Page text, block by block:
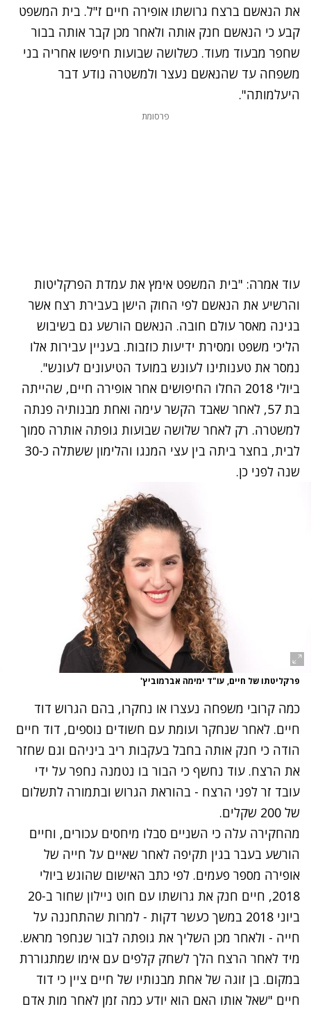
את הנאשם ברצח גרושתו אופירה חיים ז"ל. בית המשפט
קבע כי הנאשם חנק אותה ולאחר מכן קבר אותה בבור
שחפר מבעוד מעוד. כשלושה שבועות חיפשו אחריה בני
משפחה עד שהנאשם נעצר ולמשטרה נודע דבר
היעלמותה".
פרסומת
עוד אמרה: "בית המשפט אימץ את עמדת הפרקליטות
והרשיע את הנאשם לפי החוק הישן בעבירת רצח אשר
בגינה מאסר עולם חובה. הנאשם הורשע גם בשיבוש
הליכי משפט ומסירת ידיעות כוזבות. בעניין עבירות אלו
נמסר את טענותינו לעונש במועד הטיעונים לעונש".
ביולי 2018 החלו החיפושים אחר אופירה חיים, שהייתה
בת 57, לאחר שאבד הקשר עימה ואחת מבנותיה פנתה
למשטרה. רק לאחר שלושה שבועות גופתה אותרה סמוך
לבית, בחצר ביתה בין עצי המנגו והלימון ששתלה כ-30
שנה לפני כן.
פרקליטתו של חיים, עו"ד ימימה אברמוביץ'
כמה קרובי משפחה נעצרו או נחקרו, בהם הגרוש דוד
חיים. לאחר שנחקר ועומת עם חשודים נוספים, דוד חיים
הודה כי חנק אותה בחבל בעקבות ריב ביניהם וגם שחזר
את הרצח. עוד נחשף כי הבור בו נטמנה נחפר על ידי
עובד זר לפני הרצח - בהוראת הגרוש ובתמורה לתשלום
של 200 שקלים.
מהחקירה עלה כי השניים סבלו מיחסים עכורים, וחיים
הורשע בעבר בגין תקיפה לאחר שאיים על חייה של
אופירה מספר פעמים. לפי כתב האישום שהוגש ביולי
2018
, חיים חנק את גרושתו עם חוט ניילון שחור ב-20
ביוני 2018 במשך כעשר דקות - למרות שהתחננה על
חייה - ולאחר מכן השליך את גופתה לבור שנחפר מראש.
מיד לאחר הרצח הלך לשחק קלפים עם אימו שמתגוררת
במקום. בן זוגה של אחת מבנותיו של חיים ציין כי דוד
חיים "שאל אותו האם הוא יודע כמה זמן לאחר מות אדם